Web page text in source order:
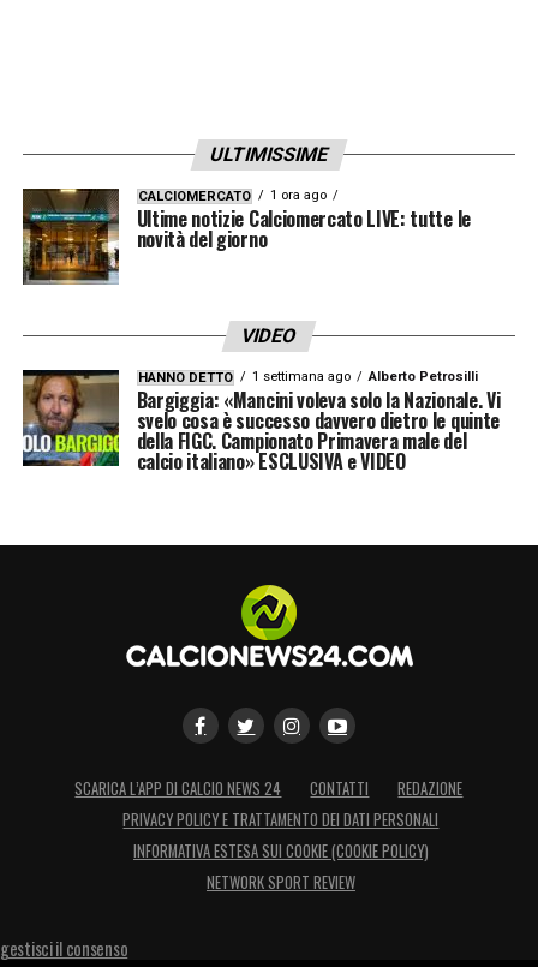
ULTIMISSIME
CALCIOMERCATO 1 ora ago
Ultime notizie Calciomercato LIVE: tutte le
novità del giorno
VIDEO
HANNO DETTO 1 settimana ago Alberto Petrosilli
Bargiggia: «Mancini voleva solo la Nazionale. Vi
svelo cosa è successo davvero dietro le quinte
della FIGC. Campionato Primavera male del
calcio italiano» ESCLUSIVA e VIDEO
SCARICA L’APP DI CALCIO NEWS 24 CONTATTI
REDAZIONE
PRIVACY POLICY E TRATTAMENTO DEI DATI PERSONALI
INFORMATIVA ESTESA SUI COOKIE (COOKIE POLICY)
NETWORK SPORT REVIEW
gestisci il consenso